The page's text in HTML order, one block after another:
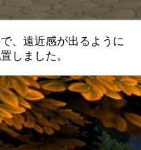
、遠近感が出るように
しました。